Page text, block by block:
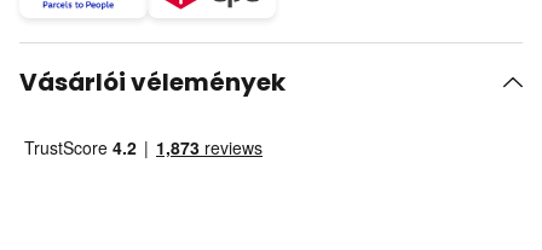
Vásárlói vélemények